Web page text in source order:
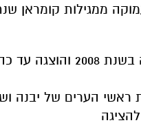
ממגילות קומראן
התערוכה נחנכה בשנת 2008
ראשי הערים של יבנה